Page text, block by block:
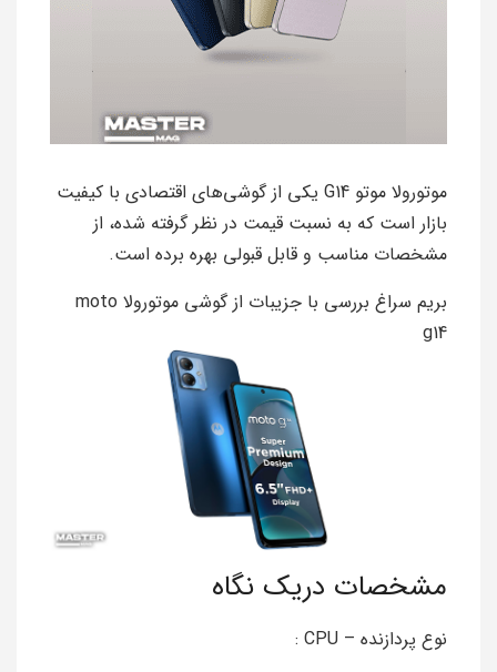
موتورولا موتو G14 یکی از گوشی‌های اقتصادی با کیفیت
بازار است که به نسبت قیمت در نظر گرفته شده، از
مشخصات مناسب و قابل قبولی بهره برده است.
بریم سراغ بررسی با جزیبات از گوشی موتورولا moto
g14
مشخصات دریک نگاه
نوع پردازنده – CPU :